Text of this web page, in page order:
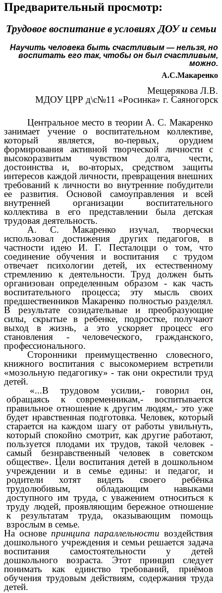
Предварительный просмотр:
Трудовое воспитание в условиях ДОУ и семьи
Научить человека быть счастливым — нельзя, но
воспитать его так, чтобы он был счастливым,
можно.
А.С.Макаренко
Мещерякова Л.В.
МДОУ ЦРР д\с№11 «Росинка» г. Саяногорск
Центральное место в теории А. С. Макаренко
занимает учение о воспитательном коллективе,
который является, во-первых, орудием
формирования активной творческой личности с
высокоразвитым чувством долга, чести,
достоинства и, во-вторых, средством защиты
интересов каждой личности, превращения внешних
требований к личности во внутренние побудители
ее развития. Основой самоуправления и всей
внутренней организации воспитательного
коллектива в его представлении была детская
трудовая деятельность.
А. С. Макаренко изучал, творчески
использовал достижения других педагогов, в
частности идею И. Г. Песталоцци о том, что
соединение обучения и воспитания с трудом
отвечает психологии детей, их естественному
стремлению к деятельности. Труд должен быть
организован определенным образом - как часть
воспитательного процесса; эту мысль своих
предшественников Макаренко полностью разделял.
В результате созидательные и преобразующие
силы, скрытые в ребенке, подростке, получают
выход в жизнь, а это ускоряет процесс его
становления - человеческого, гражданского,
профессионального.
Сторонники преимущественно словесного,
книжного воспитания с высокомерием встретили
«мозольную педагогику» - так они окрестили труд
детей.
«...В трудовом усилии,- говорил он,
обращаясь к современникам,- воспитывается
правильное отношение к другим людям,- это уже
будет нравственная подготовка. Человек, который
старается на каждом шагу от работы увильнуть,
который спокойно смотрит, как другие работают,
пользуется плодами их трудов, такой человек -
самый безнравственный человек в советском
обществе». Цели воспитания детей в дошкольном
учреждении и в семье едины: и педагог, и
родители хотят видеть своего ребёнка
трудолюбивым, обладающим навыками
доступного им труда, с уважением относиться к
труду людей, проявляющим бережное отношение
к результатам труда, оказывающим помощь
взрослым в семье.
На основе принципа параллельности воздействия
дошкольного учреждения и семьи решается задача
воспитания самостоятельности у детей
дошкольного возраста. Этот принцип следует
понимать как единство требований, приёмов
обучения трудовым действиям, содержания труда
детей.